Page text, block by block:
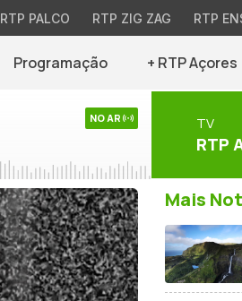
RTP PALCO RTP ZIG ZAG RTP
Programação + RTP Açores
NO AR TV
RTP
Mais